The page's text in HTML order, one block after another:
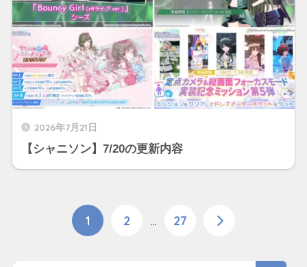
2026年7月21日
【シャニソン】7/20の更新内容
1 2 … 27